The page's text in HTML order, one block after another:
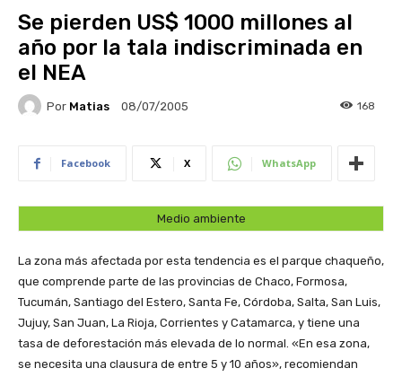
Se pierden US$ 1000 millones al
año por la tala indiscriminada en
el NEA
Por Matias 08/07/2005 168
Facebook X WhatsApp
Medio ambiente
La zona más afectada por esta tendencia es el parque chaqueño,
que comprende parte de las provincias de Chaco, Formosa,
Tucumán, Santiago del Estero, Santa Fe, Córdoba, Salta, San Luis,
Jujuy, San Juan, La Rioja, Corrientes y Catamarca, y tiene una
tasa de deforestación más elevada de lo normal. «En esa zona,
se necesita una clausura de entre 5 y 10 años», recomiendan